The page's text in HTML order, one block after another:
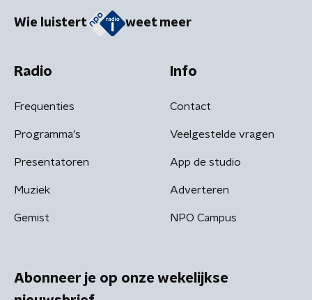
Wie luistert weet meer
Radio
Frequenties
Programma's
Presentatoren
Muziek
Gemist
Info
Contact
Veelgestelde vragen
App de studio
Adverteren
NPO Campus
Abonneer je op onze wekelijkse